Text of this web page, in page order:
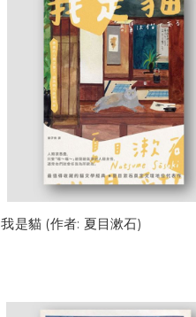
我是貓 (作者: 夏目漱石)